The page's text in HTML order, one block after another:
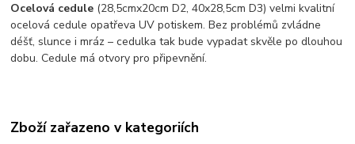
Ocelová cedule (28,5cmx20cm D2, 40x28,5cm D3) velmi kvalitní
ocelová cedule opatřeva UV potiskem. Bez problémů zvládne
déšť, slunce i mráz – cedulka tak bude vypadat skvěle po dlouhou
dobu. Cedule má otvory pro připevnění.
Zboží zařazeno v kategoriích